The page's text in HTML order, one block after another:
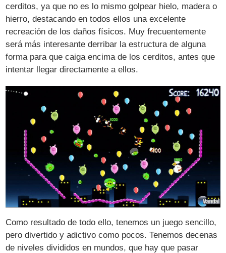
cerditos, ya que no es lo mismo golpear hielo, madera o
hierro, destacando en todos ellos una excelente
recreación de los daños físicos. Muy frecuentemente
será más interesante derribar la estructura de alguna
forma para que caiga encima de los cerditos, antes que
intentar llegar directamente a ellos.
Como resultado de todo ello, tenemos un juego sencillo,
pero divertido y adictivo como pocos. Tenemos decenas
de niveles divididos en mundos, que hay que pasar